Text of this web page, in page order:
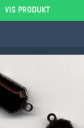
VIS PRODUKT